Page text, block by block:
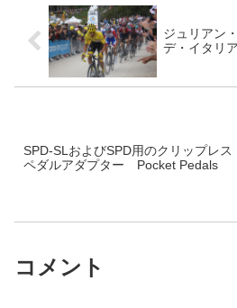
ジュリアン
デ・イタリ
SPD-SLおよびSPD用のクリップレス
ペダルアダプター Pocket Pedals
コメント